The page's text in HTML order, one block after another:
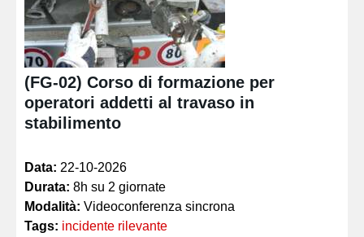
(FG-02) Corso di formazione per
operatori addetti al travaso in
stabilimento
Data: 22-10-2026
Durata: 8h su 2 giornate
Modalità: Videoconferenza sincrona
Tags: incidente rilevante